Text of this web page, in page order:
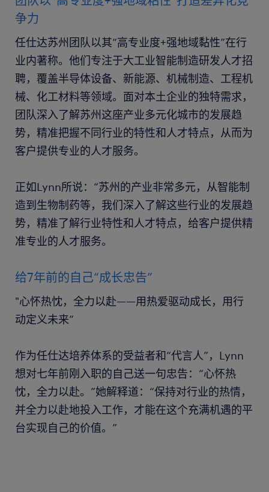
争力
任仕达苏州团队以其“高专业度+强地域黏性”在行
业内著称。他们专注于大工业智能制造研发人才招
聘，覆盖半导体设备、新能源、机械制造、工程机
械、化工材料等领域。面对本土企业的独特需求，
团队深入了解苏州这座产业多元化城市的发展趋
势，精准把握不同行业的特性和人才特点，从而为
客户提供专业的人才服务。
正如Lynn所说：“苏州的产业非常多元，从智能制
造到生物制药等，我们深入了解这些行业的发展趋
势，精准了解行业特性和人才特点，给客户提供精
准专业的人才服务。
给7年前的自己“成长忠告”
"心怀热忱，全力以赴——用热爱驱动成长，用行
动定义未来”
作为任仕达培养体系的受益者和“代言人”，Lynn
想对七年前刚入职的自己送一句忠告：“心怀热
忱，全力以赴。”她解释道：“保持对行业的热情，
并全力以赴地投入工作，才能在这个充满机遇的平
台实现自己的价值。”